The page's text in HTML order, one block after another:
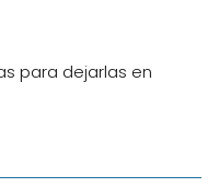
para dejarlas en